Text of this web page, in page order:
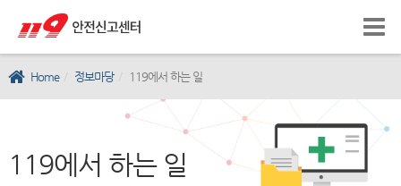
Home 정보마당 119에서 하는 일
119에서 하는 일